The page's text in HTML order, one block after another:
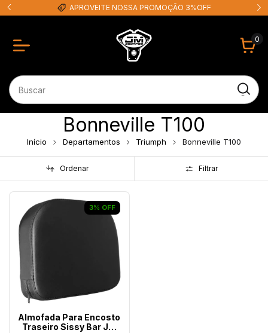
APROVEITE NOSSA PROMOÇÃO 3%OFF
0
Bonneville T100
Início Departamentos Triumph Bonneville T100
Ordenar Filtrar
3% OFF
Almofada Para Encosto
Traseiro Sissy Bar JM